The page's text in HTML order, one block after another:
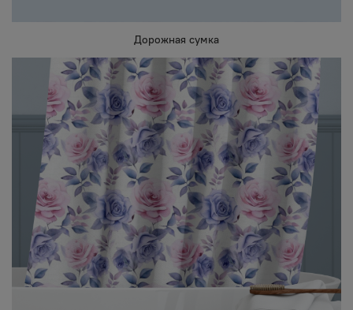
Дорожная сумка